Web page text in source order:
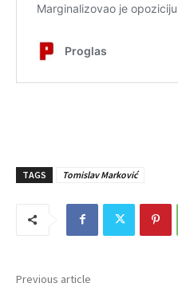
TAGS Tomislav Marković
Previous article